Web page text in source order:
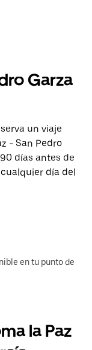
Garza
un viaje
- San Pedro
días antes de
día del
en tu punto de
la Paz